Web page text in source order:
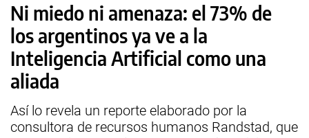
Ni miedo ni amenaza: el 73% de
los argentinos ya ve a la
Inteligencia Artificial como una
aliada
Así lo revela un reporte elaborado por la
consultora de recursos humanos Randstad, que